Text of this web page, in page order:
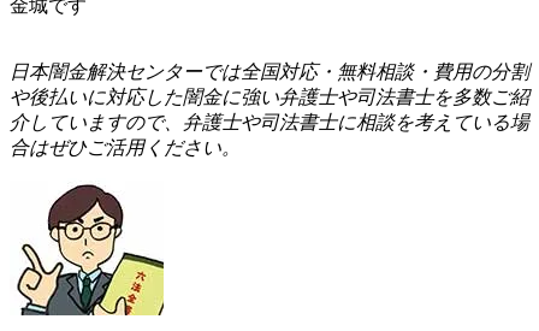
金城です
日本闇金解決センターでは全国対応・無料相談・費用の分割
や後払いに対応した闇金に強い弁護士や司法書士を多数ご紹
介していますので、弁護士や司法書士に相談を考えている場
合はぜひご活用ください。